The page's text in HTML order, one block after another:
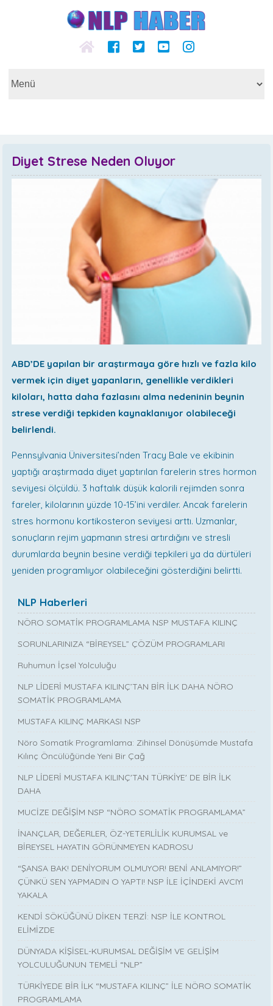
Diyet Strese Neden Oluyor
ABD’DE yapılan bir araştırmaya göre hızlı ve fazla kilo
vermek için diyet yapanların, genellikle verdikleri
kiloları, hatta daha fazlasını alma nedeninin beynin
strese verdiği tepkiden kaynaklanıyor olabileceği
belirlendi.
Pennsylvania Üniversitesi’nden Tracy Bale ve ekibinin
yaptığı araştırmada diyet yaptırılan farelerin stres hormon
seviyesi ölçüldü. 3 haftalık düşük kalorili rejimden sonra
fareler, kilolarının yüzde 10-15’ini verdiler. Ancak farelerin
stres hormonu kortikosteron seviyesi arttı. Uzmanlar,
sonuçların rejim yapmanın stresi artırdığını ve stresli
durumlarda beynin besine verdiği tepkileri ya da dürtüleri
yeniden programlıyor olabileceğini gösterdiğini belirtti.
NLP Haberleri
NÖRO SOMATİK PROGRAMLAMA NSP MUSTAFA KILINÇ
SORUNLARINIZA “BİREYSEL” ÇÖZÜM PROGRAMLARI
Ruhumun İçsel Yolculuğu
NLP LİDERİ MUSTAFA KILINÇ’TAN BİR İLK DAHA NÖRO
SOMATİK PROGRAMLAMA
MUSTAFA KILINÇ MARKASI NSP
Nöro Somatik Programlama: Zihinsel Dönüşümde Mustafa
Kılınç Öncülüğünde Yeni Bir Çağ
NLP LİDERİ MUSTAFA KILINÇ'TAN TÜRKİYE' DE BİR İLK
DAHA
MUCİZE DEĞİŞİM NSP “NÖRO SOMATİK PROGRAMLAMA”
İNANÇLAR, DEĞERLER, ÖZ-YETERLİLİK KURUMSAL ve
BİREYSEL HAYATIN GÖRÜNMEYEN KADROSU
“ŞANSA BAK! DENİYORUM OLMUYOR! BENİ ANLAMIYOR!”
ÇÜNKÜ SEN YAPMADIN O YAPTI! NSP İLE İÇİNDEKİ AVCIYI
YAKALA
KENDİ SÖKÜĞÜNÜ DİKEN TERZİ: NSP İLE KONTROL
ELİMİZDE
DÜNYADA KİŞİSEL-KURUMSAL DEĞİŞİM VE GELİŞİM
YOLCULUĞUNUN TEMELİ “NLP”
TÜRKİYEDE BİR İLK “MUSTAFA KILINÇ” İLE NÖRO SOMATİK
PROGRAMLAMA